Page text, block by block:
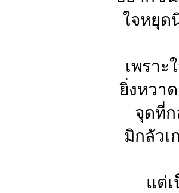
ใจหยุด
เพรา
ยิ่งหวา
จุดที่
มิกลัวเ
แต่